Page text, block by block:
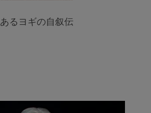
あるヨギの自叙伝